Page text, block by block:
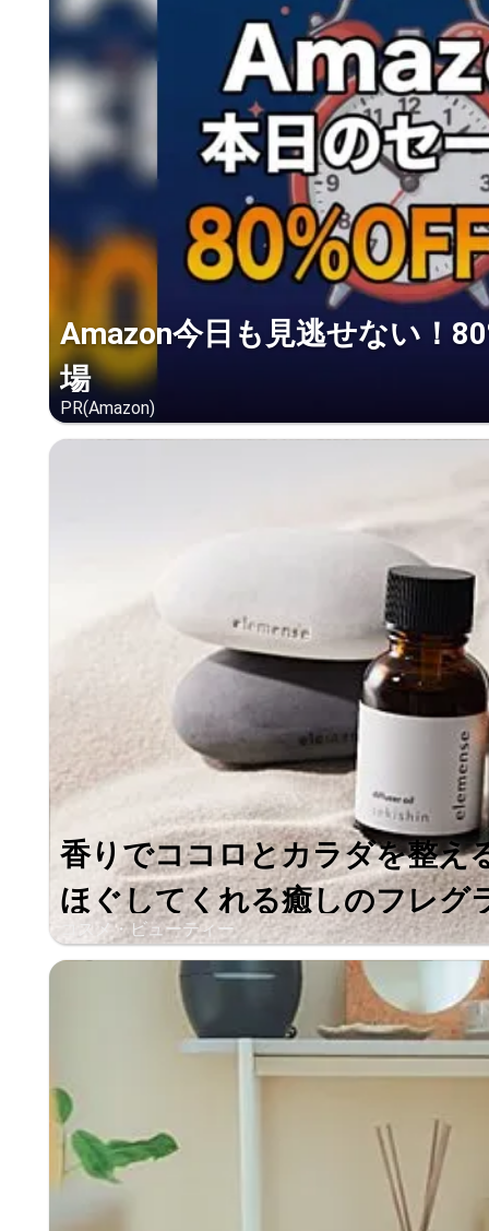
Amazon今日も見逃せない！
場
PR(Amazon)
香りでココロとカラダを整え
ほぐしてくれる癒しのフレグ
コスメ・ビューティー